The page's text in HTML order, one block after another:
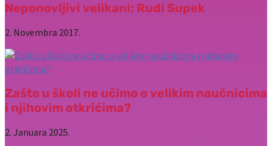
Neponovljivi velikani: Rudi Supek
2. Novembra 2017.
Zašto u školi ne učimo o velikim naučnicima
i njihovim otkrićima?
2. Januara 2025.